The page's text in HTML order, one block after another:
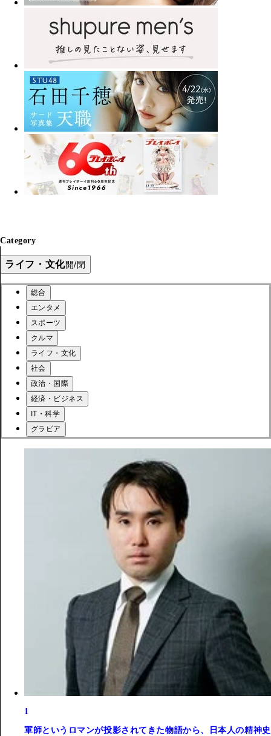
Category
ライフ・文化開/閉
総合
エンタメ
スポーツ
クルマ
ライフ・文化
社会
政治・国際
経済・ビジネス
IT・科学
グラビア
1
軍師というロマンが投影されてきた物語から、日本人の精神史